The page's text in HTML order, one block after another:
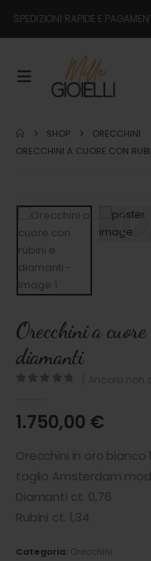
SPEDIZIONI RAPIDE E
SHOP
ORECCHINI
ORECCHINI A CUORE CON
Orecchini a
diamanti
1.750,00 €
Orecchini in oro
taglio Amsterdam
Diamanti ct. 0,76
Rubini ct. 1,34
Categoria: Orecchini